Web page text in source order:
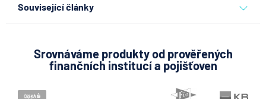
Související články
přímo v Partners App
6.8.2026 Daně
Srovnáváme produkty od prověřených
finančních institucí a pojišťoven